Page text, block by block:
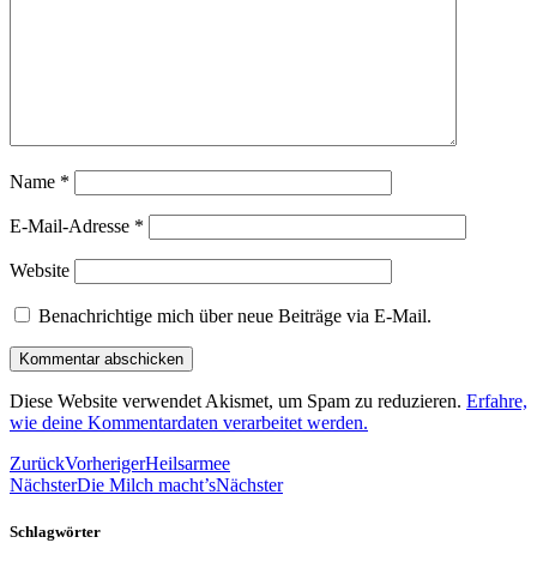
Name *
E-Mail-Adresse *
Website
Benachrichtige mich über neue Beiträge via E-Mail.
Diese Website verwendet Akismet, um Spam zu reduzieren. Erfahre,
wie deine Kommentardaten verarbeitet werden.
ZurückVorherigerHeilsarmee
NächsterDie Milch macht’sNächster
Schlagwörter